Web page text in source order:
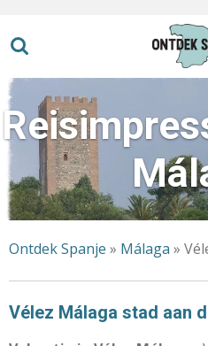
Ontdek Spanje » Málaga »
Vélez Málaga stad aan